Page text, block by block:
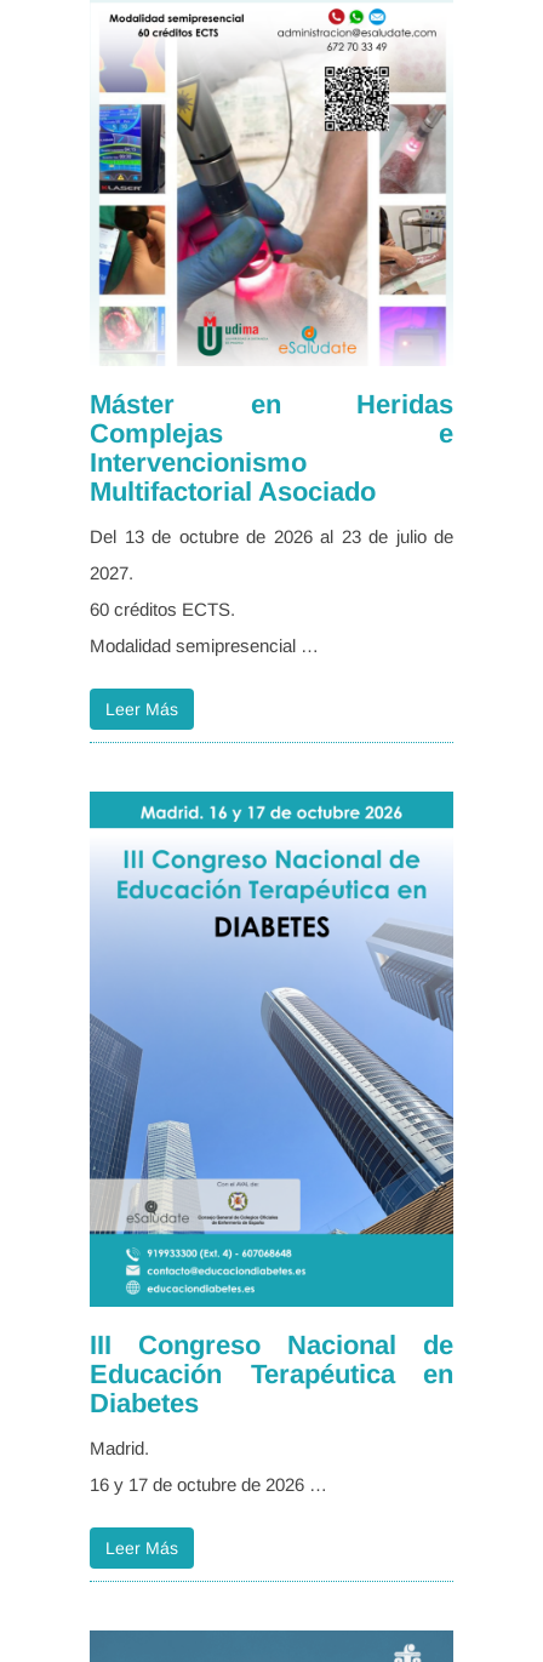
Máster en Heridas
Complejas e
Intervencionismo
Multifactorial Asociado
Del 13 de octubre de 2026 al 23 de julio de
2027.
60 créditos ECTS.
Modalidad semipresencial …
Leer Más
III Congreso Nacional de
Educación Terapéutica en
Diabetes
Madrid.
16 y 17 de octubre de 2026 …
Leer Más